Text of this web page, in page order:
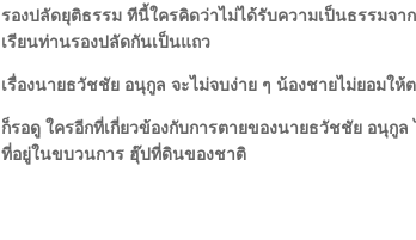
รองปลัดยุติธรรม ทีนี้ใครคิดว่าไม่ได้รับความเป็นธรรมจ
เรียนท่านรองปลัดกันเป็นแถว
เรื่องนายธวัชชัย อนุกูล จะไม่จบง่าย ๆ น้องชายไม่ยอมให้
ก็รอดู ใครอีกที่เกี่ยวข้องกับการตายของนายธวัชชัย อนุกู
ที่อยู่ในขบวนการ ฮุ๊ปที่ดินของชาติ